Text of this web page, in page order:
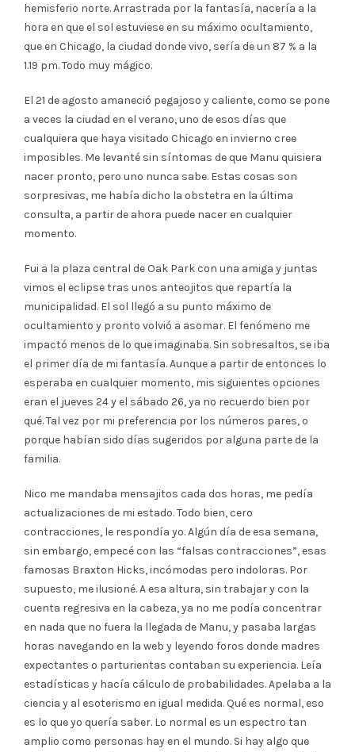
hemisferio norte. Arrastrada por la fantasía, nacería a la
hora en que el sol estuviese en su máximo ocultamiento,
que en Chicago, la ciudad donde vivo, sería de un 87 % a la
1.19 pm. Todo muy mágico.
El 21 de agosto amaneció pegajoso y caliente, como se pone
a veces la ciudad en el verano, uno de esos días que
cualquiera que haya visitado Chicago en invierno cree
imposibles. Me levanté sin síntomas de que Manu quisiera
nacer pronto, pero uno nunca sabe. Estas cosas son
sorpresivas, me había dicho la obstetra en la última
consulta, a partir de ahora puede nacer en cualquier
momento.
Fui a la plaza central de Oak Park con una amiga y juntas
vimos el eclipse tras unos anteojitos que repartía la
municipalidad. El sol llegó a su punto máximo de
ocultamiento y pronto volvió a asomar. El fenómeno me
impactó menos de lo que imaginaba. Sin sobresaltos, se iba
el primer día de mi fantasía. Aunque a partir de entonces lo
esperaba en cualquier momento, mis siguientes opciones
eran el jueves 24 y el sábado 26, ya no recuerdo bien por
qué. Tal vez por mi preferencia por los números pares, o
porque habían sido días sugeridos por alguna parte de la
familia.
Nico me mandaba mensajitos cada dos horas, me pedía
actualizaciones de mi estado. Todo bien, cero
contracciones, le respondía yo. Algún día de esa semana,
sin embargo, empecé con las “falsas contracciones”, esas
famosas Braxton Hicks, incómodas pero indoloras. Por
supuesto, me ilusioné. A esa altura, sin trabajar y con la
cuenta regresiva en la cabeza, ya no me podía concentrar
en nada que no fuera la llegada de Manu, y pasaba largas
horas navegando en la web y leyendo foros donde madres
expectantes o parturientas contaban su experiencia. Leía
estadísticas y hacía cálculo de probabilidades. Apelaba a la
ciencia y al esoterismo en igual medida. Qué es normal, eso
es lo que yo quería saber. Lo normal es un espectro tan
amplio como personas hay en el mundo. Si hay algo que